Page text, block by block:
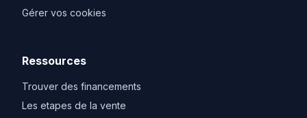
Gérer vos cookies
Ressources
Trouver des financements
Les etapes de la vente